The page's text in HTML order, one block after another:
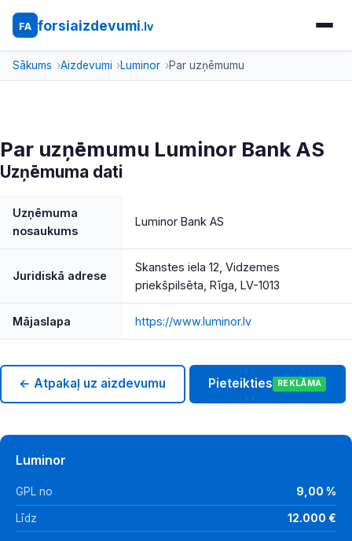
FA forsiaizdevumi.lv
Sākums Aizdevumi Luminor Par uzņēmumu
Par uzņēmumu Luminor Bank AS
Uzņēmuma dati
Uzņēmuma
nosaukums
Luminor Bank AS
Juridiskā adrese
Skanstes iela 12, Vidzemes
priekšpilsēta, Rīga, LV-1013
Mājaslapa https://www.luminor.lv
← Atpakaļ uz aizdevumu Pieteikties REKLĀMA
Luminor
GPL no 9,00 %
Līdz 12.000 €